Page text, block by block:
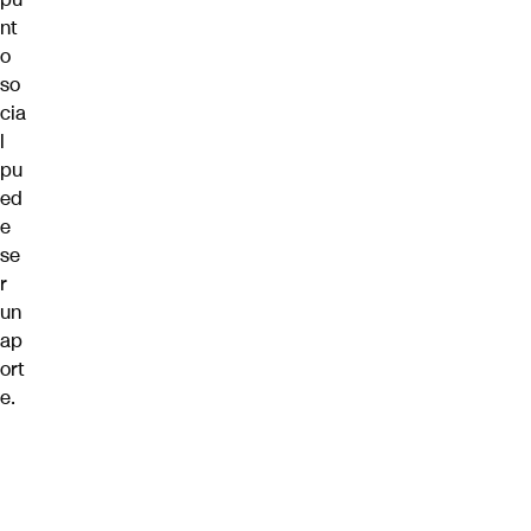
nt
o
so
cia
l
pu
ed
e
se
r
un
ap
ort
e.